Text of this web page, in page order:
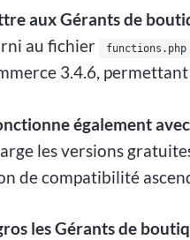
aux Gérants de
au fichier
functions.php
3.4.6,
également
les versions
de compatibilité
les Gérants de